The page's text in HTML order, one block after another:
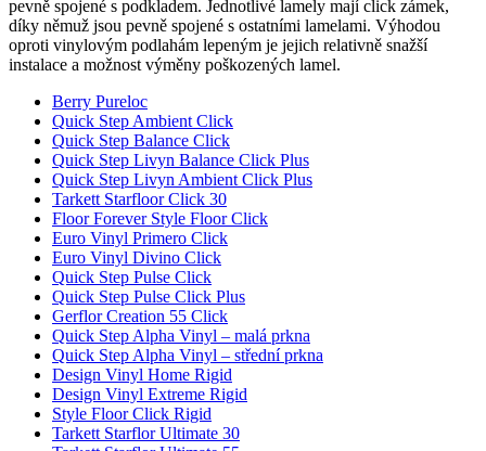
pevně spojené s podkladem. Jednotlivé lamely mají click zámek,
díky němuž jsou pevně spojené s ostatními lamelami. Výhodou
oproti vinylovým podlahám lepeným je jejich relativně snažší
instalace a možnost výměny poškozených lamel.
Berry Pureloc
Quick Step Ambient Click
Quick Step Balance Click
Quick Step Livyn Balance Click Plus
Quick Step Livyn Ambient Click Plus
Tarkett Starfloor Click 30
Floor Forever Style Floor Click
Euro Vinyl Primero Click
Euro Vinyl Divino Click
Quick Step Pulse Click
Quick Step Pulse Click Plus
Gerflor Creation 55 Click
Quick Step Alpha Vinyl – malá prkna
Quick Step Alpha Vinyl – střední prkna
Design Vinyl Home Rigid
Design Vinyl Extreme Rigid
Style Floor Click Rigid
Tarkett Starflor Ultimate 30